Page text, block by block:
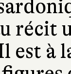
récit
est à